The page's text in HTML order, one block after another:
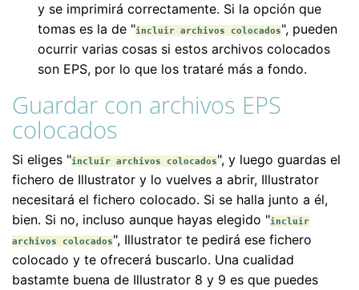
y se imprimirá correctamente. Si la opción que
tomas es la de "incluir archivos colocados", pueden
ocurrir varias cosas si estos archivos colocados
son EPS, por lo que los trataré más a fondo.
Guardar con archivos EPS
colocados
Si eliges "incluir archivos colocados", y luego guardas el
fichero de Illustrator y lo vuelves a abrir, Illustrator
necesitará el fichero colocado. Si se halla junto a él,
bien. Si no, incluso aunque hayas elegido "incluir
archivos colocados", Illustrator te pedirá ese fichero
colocado y te ofrecerá buscarlo. Una cualidad
bastamte buena de Illustrator 8 y 9 es que puedes